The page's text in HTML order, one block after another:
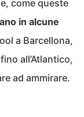
come queste
in alcune
a Barcellona,
all’Atlantico,
ad ammirare.